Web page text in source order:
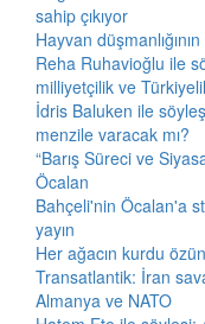
sahip çıkıyor
Hayvan
Reha Ruhavioğlu ile
milliyetçilik ve
İdris Baluken ile
menzile varacak mı?
“Barış Süreci ve
Öcalan
Bahçeli'nin Öcalan'a
yayın
Her ağacın kurdu
Transatlantik: İran
Almanya ve NATO